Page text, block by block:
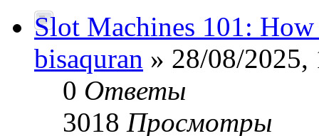
Slot Machines 101:
bisaquran » 28/08/2025,
0 Ответы
3018 Просмотры